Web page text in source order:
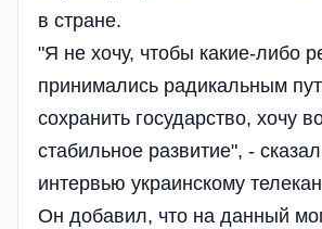
в стране.
"Я не хочу, чтобы какие-либо
принимались радикальным
сохранить государство, хочу
стабильное развитие", -
интервью украинскому
Он добавил, что на данный